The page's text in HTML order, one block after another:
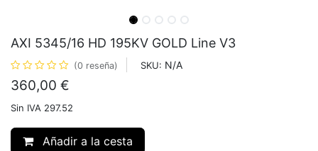
AXI 5345/16 HD 195KV GOLD Line V3
(0 reseña) SKU: N/A
360,00 €
Sin IVA 297.52
Añadir a la cesta